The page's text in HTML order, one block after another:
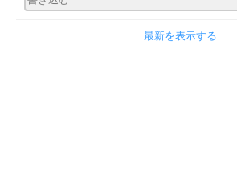
最新を表示する